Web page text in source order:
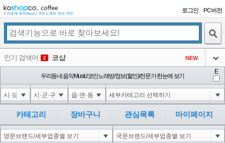
로그인 PC버전
인기 검색어 2 코샵 NEW
3 익스
아이콘
4 미끄럼방지
아이콘
5 Innovative Skincare Clinical
아이콘
NEW
6 대성설렁탕
아이콘
-16
우리동네 음악Music/코인노래방/정보(할인)/전문가 한눈에 보기
E
카테고리 장바구니 관심목록 마이페이지